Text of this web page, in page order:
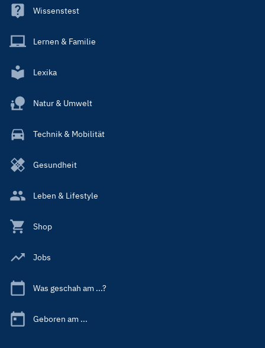
Wissenstest
Lernen & Familie
Lexika
Natur & Umwelt
Technik & Mobilität
Gesundheit
Leben & Lifestyle
Shop
Jobs
Was geschah am ...?
Geboren am ...